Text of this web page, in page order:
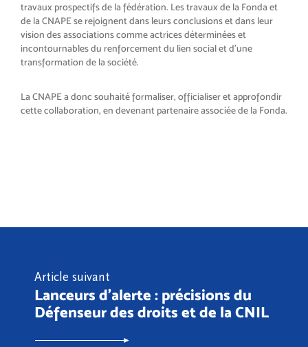
travaux prospectifs de la fédération. Les travaux de la Fonda et
de la CNAPE se rejoignent dans leurs conclusions et dans leur
vision des associations comme actrices déterminées et
incontournables du renforcement du lien social et d’une
transformation de la société.
La CNAPE a donc souhaité formaliser, officialiser et approfondir
cette collaboration, en devenant partenaire associée de la Fonda.
Article suivant
Lanceurs d'alerte : précisions du
Défenseur des droits et de la CNIL